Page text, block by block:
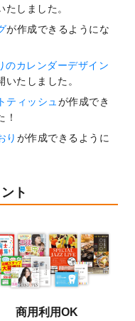
たしました。
が作成できるようにな
のカレンダーデザイン
いたしました。
ティッシュが作成でき
！
り が作成できるように
な操作方法3選！
ンテンプレート
トステッカーが作成で
た！
！」を公開いたしまし
ト
商用利用OK